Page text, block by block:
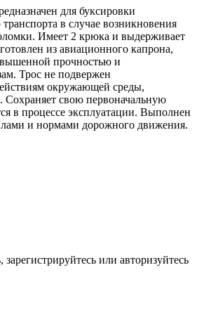
для буксировки
в случае возникновения
Имеет 2 крюка и выдерживает
из авиационного капрона,
прочностью и
Трос не подвержен
окружающей среды,
свою первоначальную
в процессе эксплуатации. Выполнен
и нормами дорожного движения.
или авторизуйтесь